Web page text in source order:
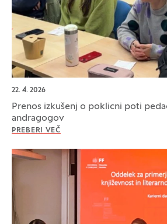
22. 4. 2026
Prenos izkušenj o poklicni poti
andragogov
PREBERI VEČ